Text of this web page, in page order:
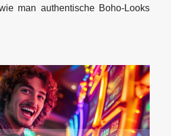
man authentische Boho-Looks